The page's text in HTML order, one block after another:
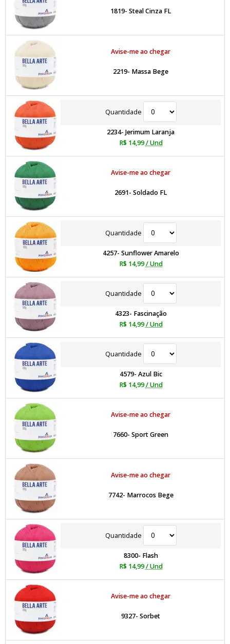
1819- Steal Cinza FL
Avise-me ao chegar
2219- Massa Bege
Quantidade
2234- Jerimum Laranja
R$ 14,99 / Und
Avise-me ao chegar
2691- Soldado FL
Quantidade
4257- Sunflower Amarelo
R$ 14,99 / Und
Quantidade
4323- Fascinação
R$ 14,99 / Und
Quantidade
4579- Azul Bic
R$ 14,99 / Und
Avise-me ao chegar
7660- Sport Green
Avise-me ao chegar
7742- Marrocos Bege
Quantidade
8300- Flash
R$ 14,99 / Und
Avise-me ao chegar
9327- Sorbet